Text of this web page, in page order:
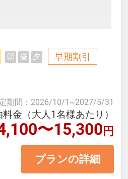
に乗り換えなしでア
利な立地です。
プ＞禁煙モデレートダ
バス・トイレ付
台
。2名1室の場合、お
朝 昼 夕 早期割引
期間 ： 2026/10/1 ~2027/5/31
金（大人1名様あたり）
〜15,300円
プランの詳細